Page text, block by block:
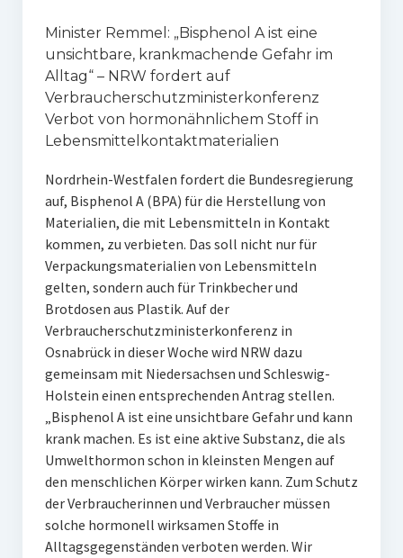
Minister Remmel: „Bisphenol A ist eine
unsichtbare, krankmachende Gefahr im
Alltag“ – NRW fordert auf
Verbraucherschutzministerkonferenz
Verbot von hormonähnlichem Stoff in
Lebensmittelkontaktmaterialien
Nordrhein-Westfalen fordert die Bundesregierung
auf, Bisphenol A (BPA) für die Herstellung von
Materialien, die mit Lebensmitteln in Kontakt
kommen, zu verbieten. Das soll nicht nur für
Verpackungsmaterialien von Lebensmitteln
gelten, sondern auch für Trinkbecher und
Brotdosen aus Plastik. Auf der
Verbraucherschutzministerkonferenz in
Osnabrück in dieser Woche wird NRW dazu
gemeinsam mit Niedersachsen und Schleswig-
Holstein einen entsprechenden Antrag stellen.
„Bisphenol A ist eine unsichtbare Gefahr und kann
krank machen. Es ist eine aktive Substanz, die als
Umwelthormon schon in kleinsten Mengen auf
den menschlichen Körper wirken kann. Zum Schutz
der Verbraucherinnen und Verbraucher müssen
solche hormonell wirksamen Stoffe in
Alltagsgegenständen verboten werden. Wir